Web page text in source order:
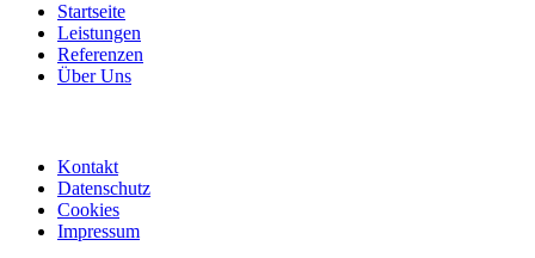
Startseite
Leistungen
Referenzen
Über Uns
Kontakt
Datenschutz
Cookies
Impressum